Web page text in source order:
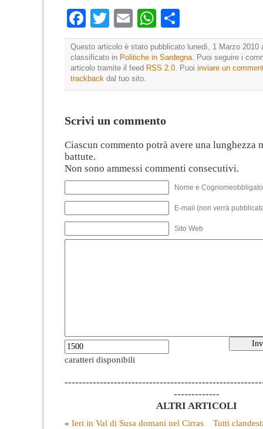
Facebook
TwitterEmailWhatsApp
Questo articolo è stato pubblicato lunedì, 1 Marzo 2010
classificato in Politiche in Sardegna. Puoi seguire i
articolo tramite il feed RSS 2.0. Puoi inviare un
trackback dal tuo sito.
Scrivi un commento
Ciascun commento potrà avere una lunghezza
battute.
Non sono ammessi commenti consecutivi.
Nome e
E-mail (non verrà
Sito Web
caratteri disponibili
-------------
ALTRI ARTICOLI
« Ieri in Val di Susa domani nel Cirras Tutti